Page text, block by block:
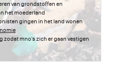
van grondstoffen en
het moederland
gingen in het land wonen
mno's zich er gaan vestigen